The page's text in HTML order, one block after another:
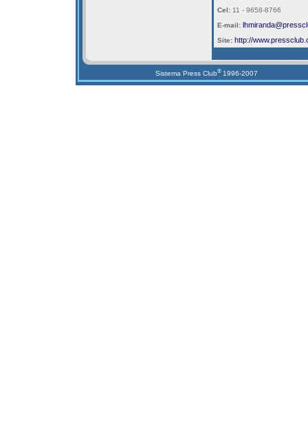
Cel:11 - 9658-8766
E-mail:
Site: http://
Sistema Press Club® 1996-2007